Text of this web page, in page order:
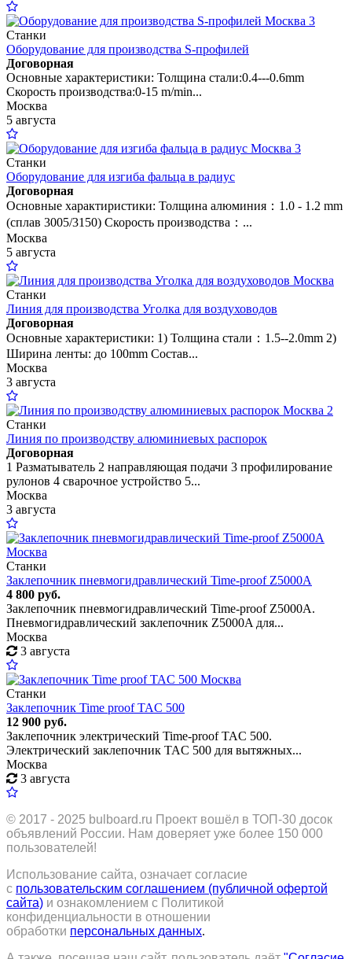
3
Станки
Оборудование для производства S-профилей
Договорная
Основные характеристики: Толщина стали:0.4---0.6mm
Скорость производства:0-15 m/min...
Москва
5 августа
3
Станки
Оборудование для изгиба фальца в радиус
Договорная
Основные характиристики: Толщина алюминия：1.0 - 1.2 mm
(сплав 3005/3150) Скорость производства：...
Москва
5 августа
Станки
Линия для производства Уголка для воздуховодов
Договорная
Основные характеристики: 1) Толщина стали：1.5--2.0mm 2)
Ширина ленты: до 100mm Состав...
Москва
3 августа
2
Станки
Линия по производству алюминиевых распорок
Договорная
1 Разматыватель 2 направляющая подачи 3 профилирование
рулонов 4 сварочное устройство 5...
Москва
3 августа
Станки
Заклепочник пневмогидравлический Time-proof Z5000A
4 800 руб.
Заклепочник пневмогидравлический Time-proof Z5000A.
Пневмогидравлический заклепочник Z5000A для...
Москва
3 августа
Станки
Заклепочник Time proof TAC 500
12 900 руб.
Заклепочник электрический Time-proof TAC 500.
Электрический заклепочник TAC 500 для вытяжных...
Москва
3 августа
© 2017 - 2025 bulboard.ru Проект вошёл в ТОП-30 досок
объявлений России. Нам доверяет уже более 150 000
пользователей!
Использование сайта, означает согласие
с пользовательским соглашением (публичной офертой
сайта) и ознакомлением с Политикой
конфиденциальности в отношении
обработки персональных данных.